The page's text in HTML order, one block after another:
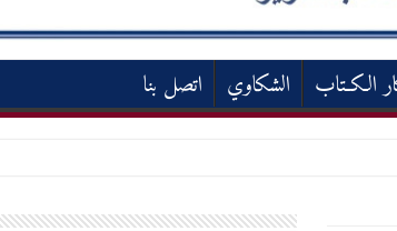
الكـتاب الشكاوي اتصل بنا